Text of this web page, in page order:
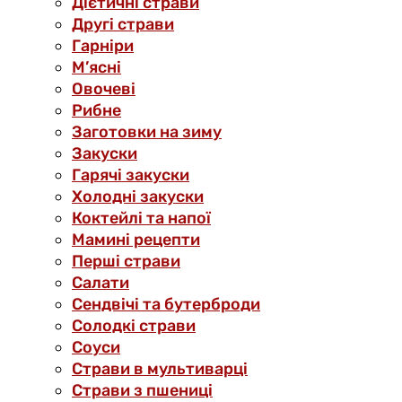
Другі страви
Гарніри
М’ясні
Овочеві
Рибне
Заготовки на зиму
Закуски
Гарячі закуски
Холодні закуски
Коктейлі та напої
Мамині рецепти
Перші страви
Салати
Сендвічі та бутерброди
Солодкі страви
Соуси
Страви в мультиварці
Страви з пшениці